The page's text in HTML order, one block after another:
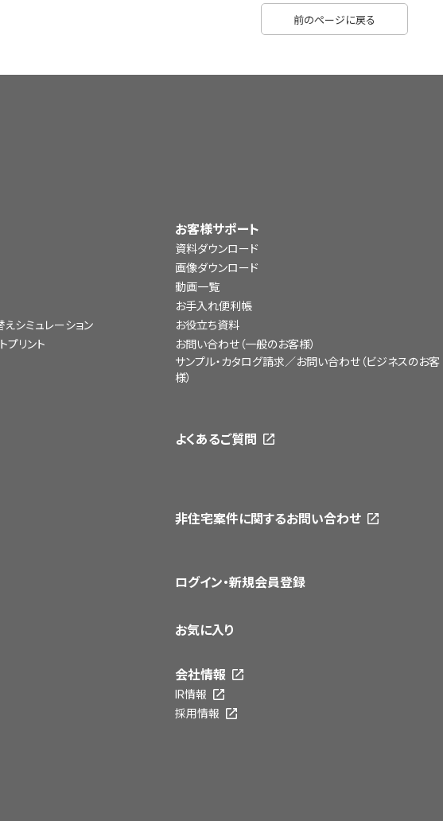
前のページに戻る
シミュレーション
プリント
お客様サポート
資料ダウンロード
画像ダウンロード
動画一覧
お手入れ便利帳
お役立ち資料
お問い合わせ（一般のお客様）
サンプル・カタログ請求／お問い合わせ（ビジネスのお客
様）
よくあるご質問
非住宅案件に関するお問い合わせ
ログイン・新規会員登録
お気に入り
会社情報
IR情報
採用情報